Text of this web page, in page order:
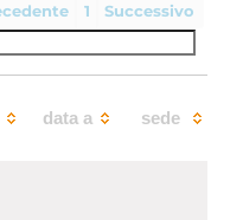
1 Successivo
data a sede